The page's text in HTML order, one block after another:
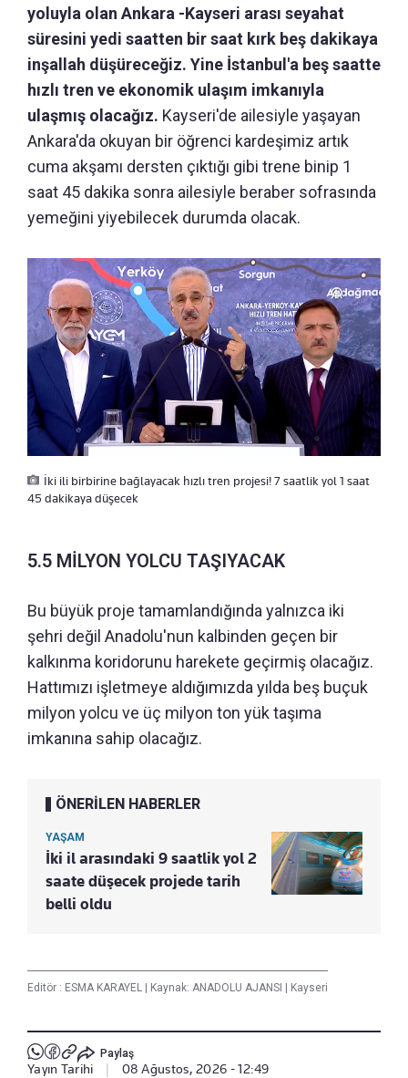
yoluyla olan Ankara -Kayseri arası seyahat
süresini yedi saatten bir saat kırk beş dakikaya
inşallah düşüreceğiz. Yine İstanbul'a beş saatte
hızlı tren ve ekonomik ulaşım imkanıyla
ulaşmış olacağız. Kayseri'de ailesiyle yaşayan
Ankara'da okuyan bir öğrenci kardeşimiz artık
cuma akşamı dersten çıktığı gibi trene binip 1
saat 45 dakika sonra ailesiyle beraber sofrasında
yemeğini yiyebilecek durumda olacak.
İki ili birbirine bağlayacak hızlı tren projesi! 7 saatlik yol 1 saat
45 dakikaya düşecek
5.5 MİLYON YOLCU TAŞIYACAK
Bu büyük proje tamamlandığında yalnızca iki
şehri değil Anadolu'nun kalbinden geçen bir
kalkınma koridorunu harekete geçirmiş olacağız.
Hattımızı işletmeye aldığımızda yılda beş buçuk
milyon yolcu ve üç milyon ton yük taşıma
imkanına sahip olacağız.
ÖNERİLEN HABERLER
YAŞAM
İki il arasındaki 9 saatlik yol 2
saate düşecek projede tarih
belli oldu
Editör : ESMA KARAYEL Kaynak: ANADOLU AJANSI Kayseri
Paylaş
Yayın Tarihi 08 Ağustos, 2026 - 12:49